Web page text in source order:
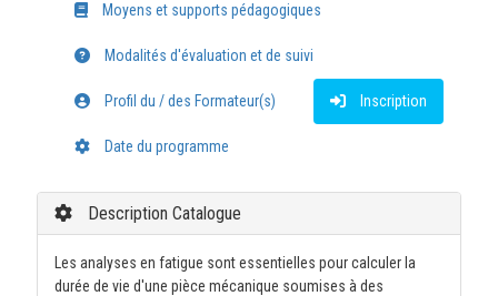
Moyens et supports pédagogiques
Modalités d'évaluation et de suivi
Profil du / des Formateur(s) Inscription
Date du programme
Description Catalogue
Les analyses en fatigue sont essentielles pour calculer la
durée de vie d'une pièce mécanique soumises à des